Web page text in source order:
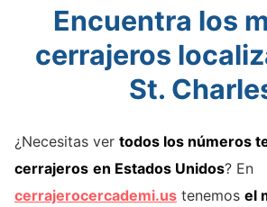
Encuentra los
cerrajeros
St.
¿Necesitas ver todos los números
cerrajeros en Estados Unidos? En
cerrajerocercademi.us tenemos el